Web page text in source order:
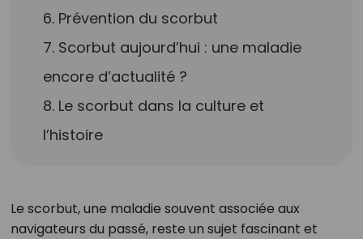
6. Prévention du scorbut
7. Scorbut aujourd’hui : une maladie
encore d’actualité ?
8. Le scorbut dans la culture et
l’histoire
Le scorbut, une maladie souvent associée aux
navigateurs du passé, reste un sujet fascinant et